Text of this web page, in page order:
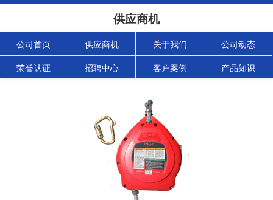
供应商机
公司首页 供应商机 关于我们 公司动态
荣誉认证 招聘中心 客户案例 产品知识